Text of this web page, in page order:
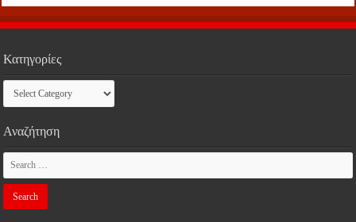
Κατηγορίες
Κατηγορίες
Αναζήτηση